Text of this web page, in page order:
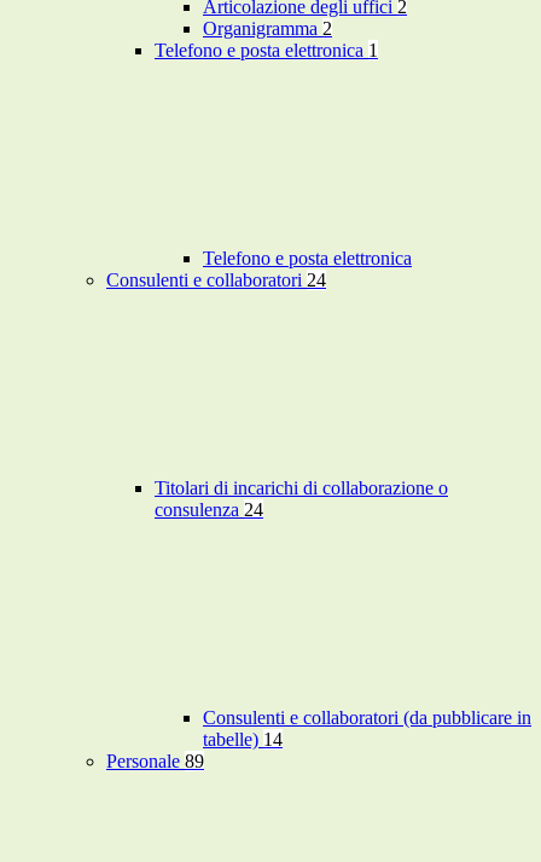
Articolazione degli uffici 2
Organigramma 2
Telefono e posta elettronica 1
Telefono e posta elettronica
Consulenti e collaboratori 24
Titolari di incarichi di collaborazione o
consulenza 24
Consulenti e collaboratori (da pubblicare in
tabelle) 14
Personale 89